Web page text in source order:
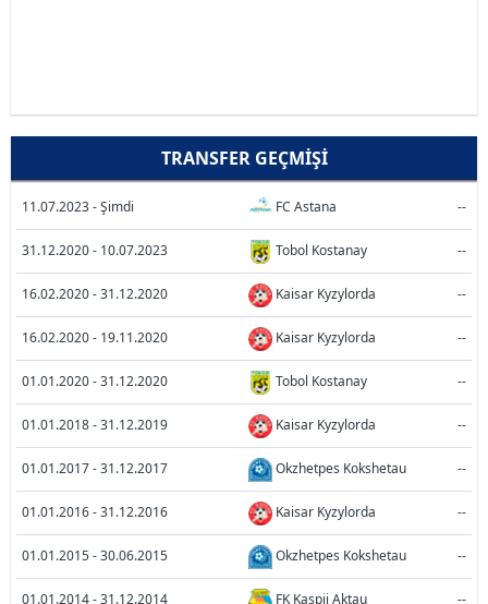
TRANSFER GEÇMIŞI
11.07.2023 - Şimdi FC Astana --
31.12.2020 - 10.07.2023 Tobol Kostanay --
16.02.2020 - 31.12.2020 Kaisar Kyzylorda --
16.02.2020 - 19.11.2020 Kaisar Kyzylorda --
01.01.2020 - 31.12.2020 Tobol Kostanay --
01.01.2018 - 31.12.2019 Kaisar Kyzylorda --
01.01.2017 - 31.12.2017 Okzhetpes Kokshetau --
01.01.2016 - 31.12.2016 Kaisar Kyzylorda --
01.01.2015 - 30.06.2015 Okzhetpes Kokshetau --
01.01.2014 - 31.12.2014 FK Kaspii Aktau --